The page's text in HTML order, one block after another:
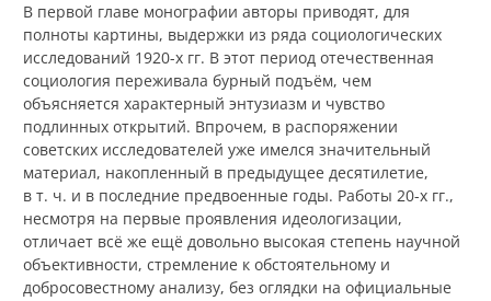
В первой главе монографии авторы приводят, для
полноты картины, выдержки из ряда социологических
исследований 1920-х гг. В этот период отечественная
социология переживала бурный подъём, чем
объясняется характерный энтузиазм и чувство
подлинных открытий. Впрочем, в распоряжении
советских исследователей уже имелся значительный
материал, накопленный в предыдущее десятилетие,
в т. ч. и в последние предвоенные годы. Работы 20-х гг.,
несмотря на первые проявления идеологизации,
отличает всё же ещё довольно высокая степень научной
объективности, стремление к обстоятельному и
добросовестному анализу, без оглядки на официальные